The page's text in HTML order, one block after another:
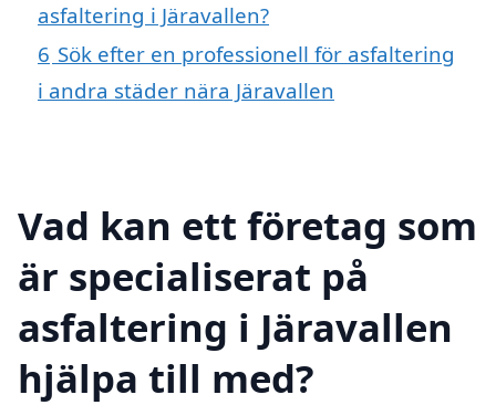
asfaltering i Järavallen?
6 Sök efter en professionell för asfaltering
i andra städer nära Järavallen
Vad kan ett företag som
är specialiserat på
asfaltering i Järavallen
hjälpa till med?